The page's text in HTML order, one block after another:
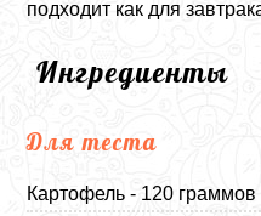
подходит как для
Ингредиенты
Для теста
Картофель - 120 граммов